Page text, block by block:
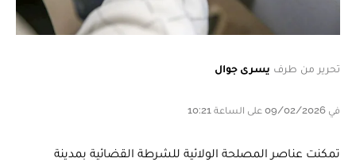
تحرير من طرف يسرى جوال
في 09/02/2026 على الساعة 10:21
تمكنت عناصر المصلحة الولائية للشرطة القضائية بمدينة